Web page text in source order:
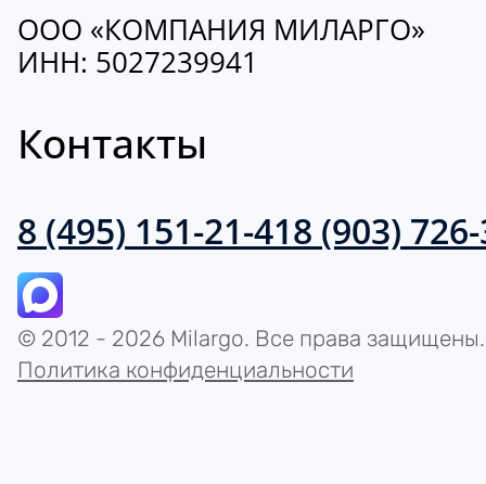
ООО «КОМПАНИЯ МИЛАРГО»
ИНН: 5027239941
Контакты
8 (495) 151-21-418 (903)
© 2012 - 2026 Milargo. Все права защищены.
Политика конфиденциальности